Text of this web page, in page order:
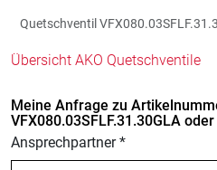
Quetschventil
Übersicht AKO Quetschventile
Meine Anfrage zu
VFX080.03SFLF.31.30GLA
Ansprechpartner *